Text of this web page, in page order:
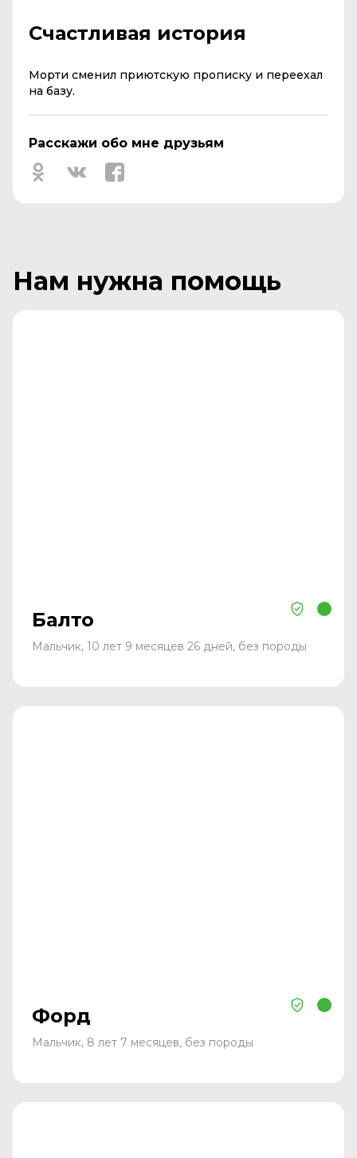
Счастливая история
Морти сменил приютскую прописку и переехал
на базу.
Расскажи обо мне друзьям
Нам нужна помощь
Балто
Мальчик, 10 лет 9 месяцев 26 дней, без породы
Форд
Мальчик, 8 лет 7 месяцев, без породы